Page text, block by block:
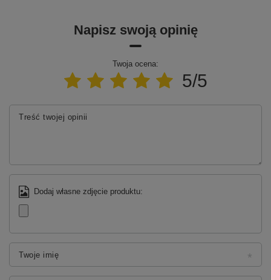
Napisz swoją opinię
Twoja ocena:
5/5
Treść twojej opinii
Dodaj własne zdjęcie produktu:
Twoje imię